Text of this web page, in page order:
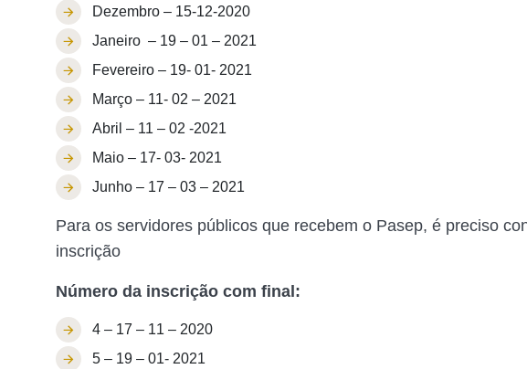
Dezembro – 15-12-2020
Janeiro – 19 – 01 – 2021
Fevereiro – 19- 01- 2021
Março – 11- 02 – 2021
Abril – 11 – 02 -2021
Maio – 17- 03- 2021
Junho – 17 – 03 – 2021
Para os servidores públicos que recebem o Pasep, é preciso
inscrição
Número da inscrição com final:
4 – 17 – 11 – 2020
5 – 19 – 01- 2021